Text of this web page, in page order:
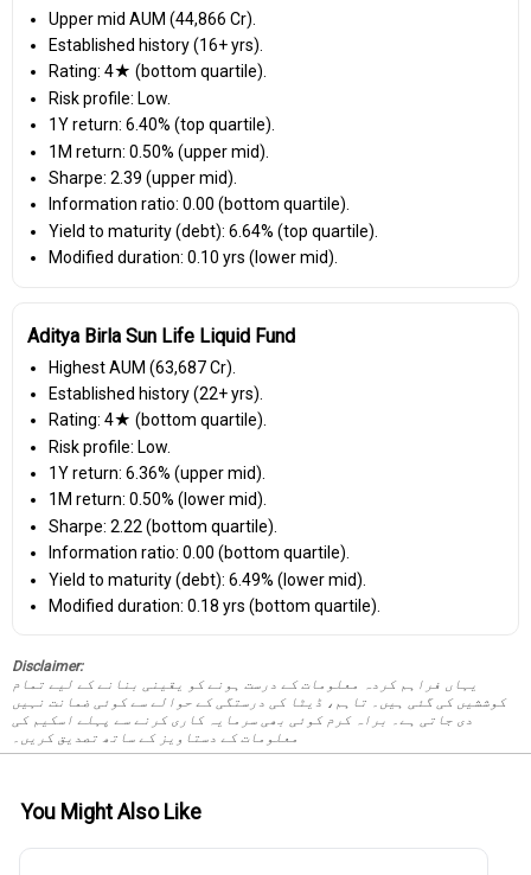
Upper mid AUM (₹44,866 Cr).
Established history (16+ yrs).
Rating: 4★ (bottom quartile).
Risk profile: Low.
1Y return: 6.40% (top quartile).
1M return: 0.50% (upper mid).
Sharpe: 2.39 (upper mid).
Information ratio: 0.00 (bottom quartile).
Yield to maturity (debt): 6.64% (top quartile).
Modified duration: 0.10 yrs (lower mid).
Aditya Birla Sun Life Liquid Fund
Highest AUM (₹63,687 Cr).
Established history (22+ yrs).
Rating: 4★ (bottom quartile).
Risk profile: Low.
1Y return: 6.36% (upper mid).
1M return: 0.50% (lower mid).
Sharpe: 2.22 (bottom quartile).
Information ratio: 0.00 (bottom quartile).
Yield to maturity (debt): 6.49% (lower mid).
Modified duration: 0.18 yrs (bottom quartile).
Disclaimer:
یہاں فراہم کردہ معلومات کے درست ہونے کو یقینی بنانے کے لیے تمام
کوششیں کی گئی ہیں۔ تاہم، ڈیٹا کی درستگی کے حوالے سے کوئی ضمانت نہیں
دی جاتی ہے۔ براہ کرم کوئی بھی سرمایہ کاری کرنے سے پہلے اسکیم کی
معلومات کے دستاویز کے ساتھ تصدیق کریں۔
You Might Also Like